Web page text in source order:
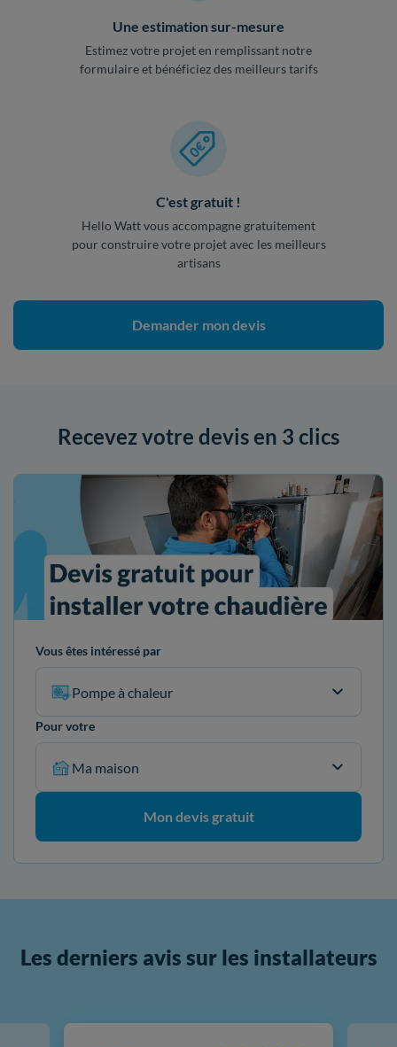
Une estimation sur-mesure
Estimez votre projet en remplissant notre
formulaire et bénéficiez des meilleurs tarifs
C'est gratuit !
Hello Watt vous accompagne gratuitement
pour construire votre projet avec les meilleurs
artisans
Demander mon devis
Recevez votre devis en 3 clics
Vous êtes intéressé par
Pompe à chaleur
Pour votre
Ma maison
Mon devis gratuit
Les derniers avis sur les installateurs